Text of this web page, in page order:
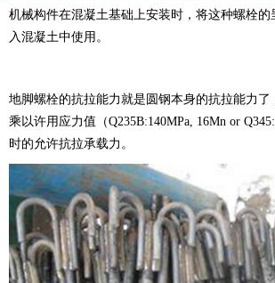
机械构件在混凝土基础上安装时，将这种螺栓的
入混凝土中使用。
地脚螺栓的抗拉能力就是圆钢本身的抗拉能力了
乘以许用应力值（Q235B:140MPa, 16Mn or
时的允许抗拉承载力。